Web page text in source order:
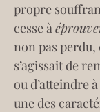
propre
cesse à
non pas perdu,
s’agissait de
ou d’atteindre à
une des